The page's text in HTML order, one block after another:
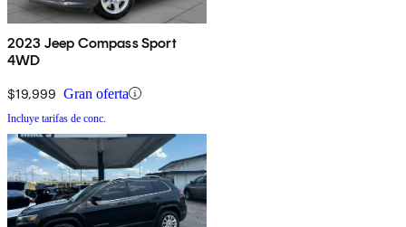
2023 Jeep Compass Sport
4WD
$19,999 Gran oferta
Incluye tarifas de conc.